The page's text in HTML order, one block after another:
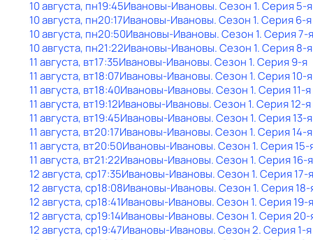
10 августа, пн19:45Ивановы-Ивановы. Сезон 1. Серия 5-я
10 августа, пн20:17Ивановы-Ивановы. Сезон 1. Серия 6-я
10 августа, пн20:50Ивановы-Ивановы. Сезон 1. Серия 7-я
10 августа, пн21:22Ивановы-Ивановы. Сезон 1. Серия 8-я
11 августа, вт17:35Ивановы-Ивановы. Сезон 1. Серия 9-я
11 августа, вт18:07Ивановы-Ивановы. Сезон 1. Серия 10-я
11 августа, вт18:40Ивановы-Ивановы. Сезон 1. Серия 11-я
11 августа, вт19:12Ивановы-Ивановы. Сезон 1. Серия 12-я
11 августа, вт19:45Ивановы-Ивановы. Сезон 1. Серия 13-я
11 августа, вт20:17Ивановы-Ивановы. Сезон 1. Серия 14-я
11 августа, вт20:50Ивановы-Ивановы. Сезон 1. Серия 15-
11 августа, вт21:22Ивановы-Ивановы. Сезон 1. Серия 16-я
12 августа, ср17:35Ивановы-Ивановы. Сезон 1. Серия 17-я
12 августа, ср18:08Ивановы-Ивановы. Сезон 1. Серия 18-
12 августа, ср18:41Ивановы-Ивановы. Сезон 1. Серия 19-я
12 августа, ср19:14Ивановы-Ивановы. Сезон 1. Серия 20-
12 августа, ср19:47Ивановы-Ивановы. Сезон 2. Серия 1-я